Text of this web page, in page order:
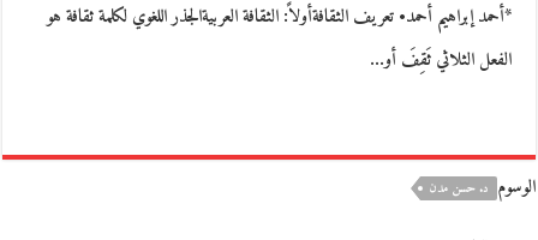
*أحمد إبراهيم أحمد• تعريف الثقافةأولاً: الثقافة العربيةالجذر اللغوي لكلمة ثقافة هو
الفعل الثلاثي ثَقِفَ أو…
الوسوم د. حسن مدن